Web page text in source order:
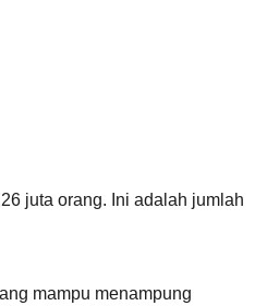
juta orang. Ini adalah jumlah
mampu menampung